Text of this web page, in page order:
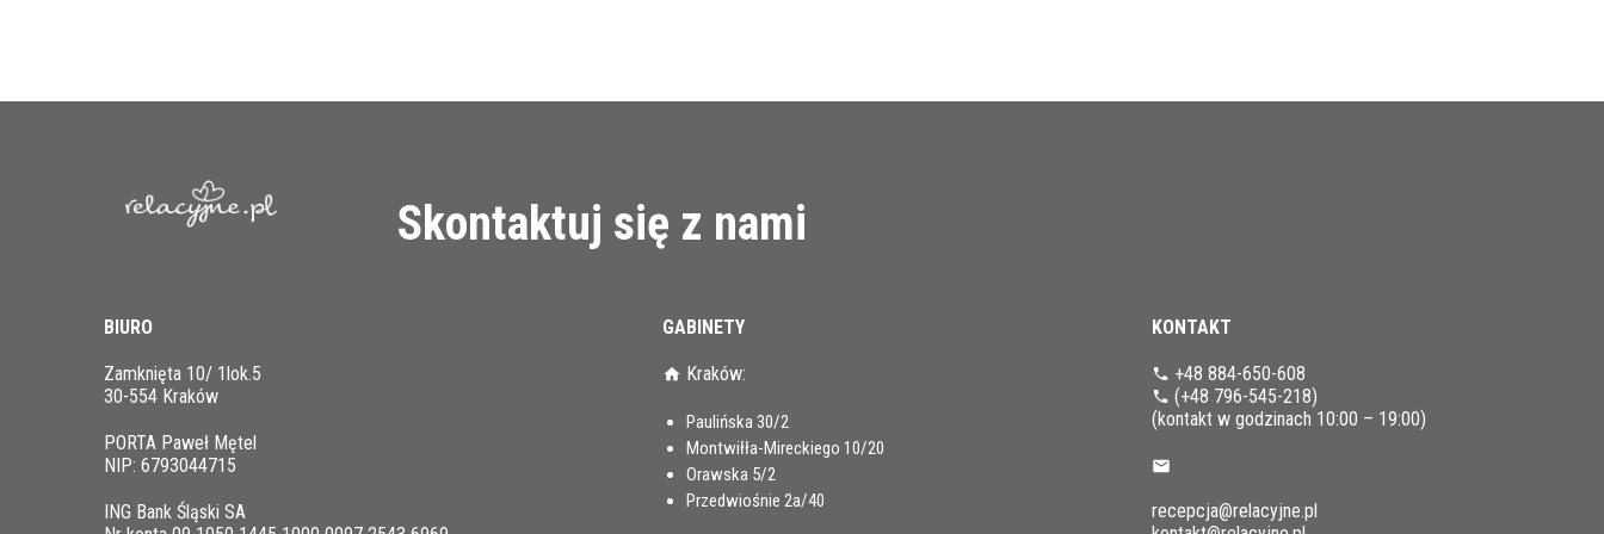
Skontaktuj się z nami
BIURO
Zamknięta 10/ 1lok.5
30-554 Kraków
PORTA Paweł Mętel
NIP: 6793044715
ING Bank Śląski SA
GABINETY
Kraków:
Paulińska 30/2
Montwiłła-Mireckiego 10/20
Orawska 5/2
Przedwiośnie 2a/40
KONTAKT
+48 884-650-608
(+48 796-545-218)
(kontakt w godzinach 10:00 – 19:00)
recepcja@relacyjne.pl